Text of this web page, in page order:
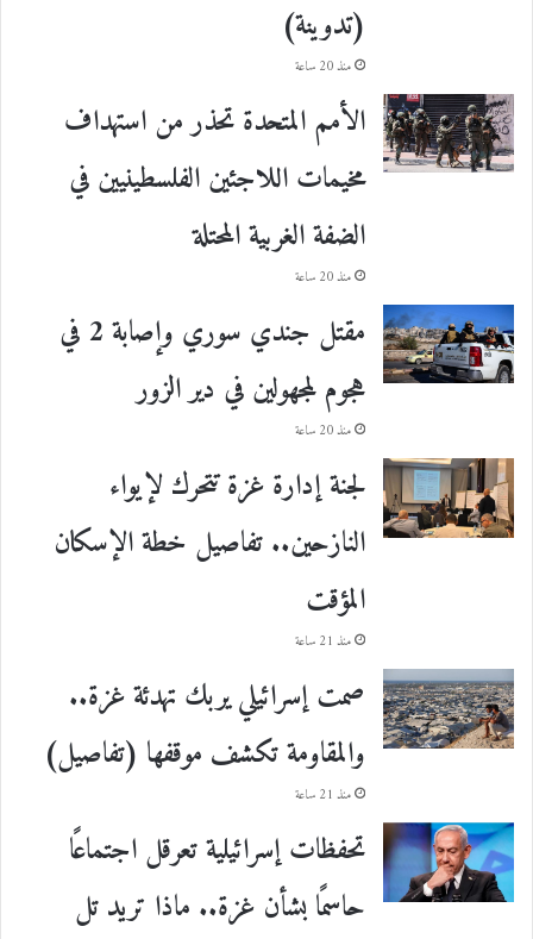
(تدوينة)
منذ 20 ساعة
الأمم المتحدة تحذر من استهداف
مخيمات اللاجئين الفلسطينيين في
الضفة الغربية المحتلة
منذ 20 ساعة
مقتل جندي سوري وإصابة 2 في
هجوم لمجهولين في دير الزور
منذ 20 ساعة
لجنة إدارة غزة تتحرك لإيواء
النازحين.. تفاصيل خطة الإسكان
المؤقت
منذ 21 ساعة
صمت إسرائيلي يربك تهدئة غزة..
والمقاومة تكشف موقفها (تفاصيل)
منذ 21 ساعة
تحفظات إسرائيلية تعرقل اجتماعًا
حاسمًا بشأن غزة.. ماذا تريد تل